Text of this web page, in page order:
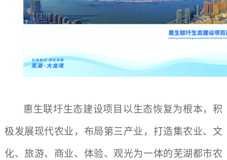
惠生联圩生态建设项目 以生态恢复为根本，积
极发展现代农业 ，布局第三产业，打造集农业、文
化、旅游、商业、体验、观光为一体的芜湖都市农